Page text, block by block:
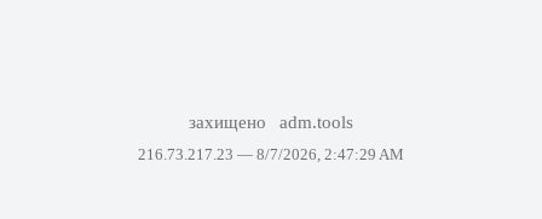
захищено adm.tools
216.73.217.23 — 8/7/2026, 2:47:29 AM